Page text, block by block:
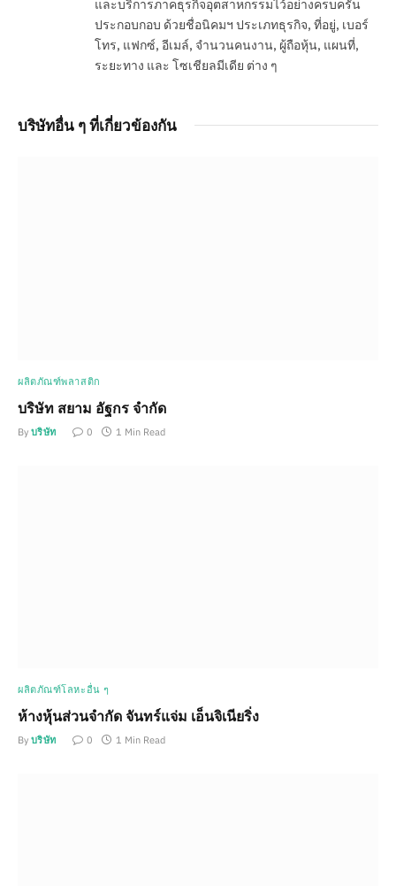
และบริการภาคธุรกิจอุตสาหกรรมไว้อย่างครบครัน
ประกอบกอบ ด้วยชื่อนิคมฯ ประเภทธุรกิจ, ที่อยู่, เบอร์
โทร, แฟกซ์, อีเมล์, จำนวนคนงาน, ผู้ถือหุ้น, แผนที่,
ระยะทาง และ โซเชียลมีเดีย ต่าง ๆ
บริษัทอื่น ๆ ที่เกี่ยวข้องกัน
ผลิตภัณฑ์พลาสติก
บริษัท สยาม อัฐกร จำกัด
By บริษัท 0 1 Min Read
ผลิตภัณฑ์โลหะอื่น ๆ
ห้างหุ้นส่วนจำกัด จันทร์แจ่ม เอ็นจิเนียริ่ง
By บริษัท 0 1 Min Read